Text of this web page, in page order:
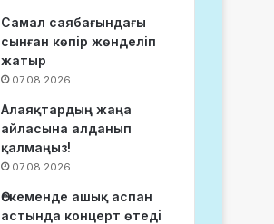
Самал саябағындағы
сынған көпір жөнделіп
жатыр
07.08.2026
Алаяқтардың жаңа
айласына алданып
қалмаңыз!
07.08.2026
Өскеменде ашық аспан
астында концерт өтеді